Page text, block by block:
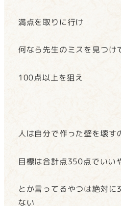
満点を取りに行け
何なら先生のミスを見つけ
100点以上を狙え
人は自分で作った壁を壊す
目標は合計点350点でいい
とか言ってるやつは絶対
ない